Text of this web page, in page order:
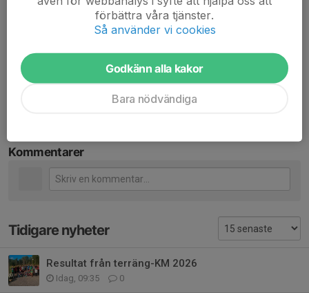
Gammal info om rikslägret:
Rikslägret junior/senior
Dela nyhet
Kommentarer
Tidigare nyheter
Resultat från terräng-KM 2026
Idag, 09:35 0
förbättra våra tjänster.
Så använder vi cookies
Godkänn alla kakor
Bara nödvändiga